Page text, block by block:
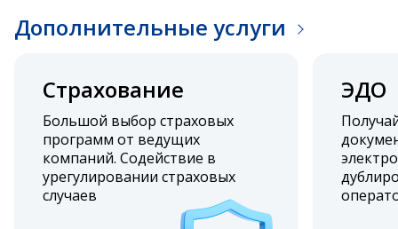
Дополнительные услуги
Страхование
Большой выбор страховых
программ от ведущих
компаний. Содействие в
урегулировании страховых
случаев
ЭДО